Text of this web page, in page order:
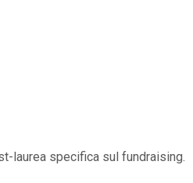
laurea specifica sul fundraising.